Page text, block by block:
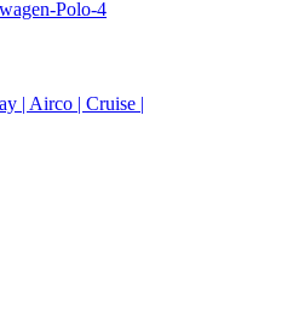
| Airco | Cruise |